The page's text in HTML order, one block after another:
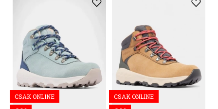
CSAK ONLINE CSAK ONLINE